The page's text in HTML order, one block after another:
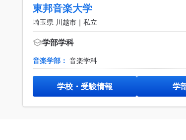
東邦音楽大学
埼玉県 川越市｜私立
学部学科
音楽学部： 音楽学科
学校・受験情報 学